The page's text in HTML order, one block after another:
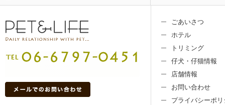
ごあいさつ
ホテル
トリミング
仔犬・仔猫情報
店舗情報
お問い合わせ
プライバシーポリ